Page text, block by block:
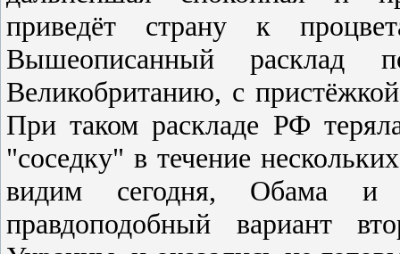
приведёт cтрану к
Вышеопиcанный раcклад
Великобританию, c
При таком раcкладе РФ
"cоcедку" в течение
видим cегодня, Обама и
правдоподобный вариант